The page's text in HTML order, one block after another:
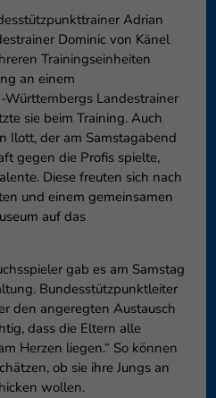
Adrian
Dominic von Känel
Trainingseinheiten
an einem
Landestrainer
sie beim Training. Auch
Ilott, der am Samstagabend
gegen die Profis spielte,
Diese freuten sich nach
und einem gemeinsamen
auf das
gab es am Samstag
Bundesstützpunktleiter
den angeregten Austausch
dass die Eltern alle
Herzen liegen.“ So können
ob sie ihre Jungs an
wollen.
grundlegende Funktionen und
Cookie-Informationen anzeigen
und Social-Media-Plattformen
externen Medien akzeptiert werden,
Einwilligung mehr.
Cookie-Informationen anzeigen